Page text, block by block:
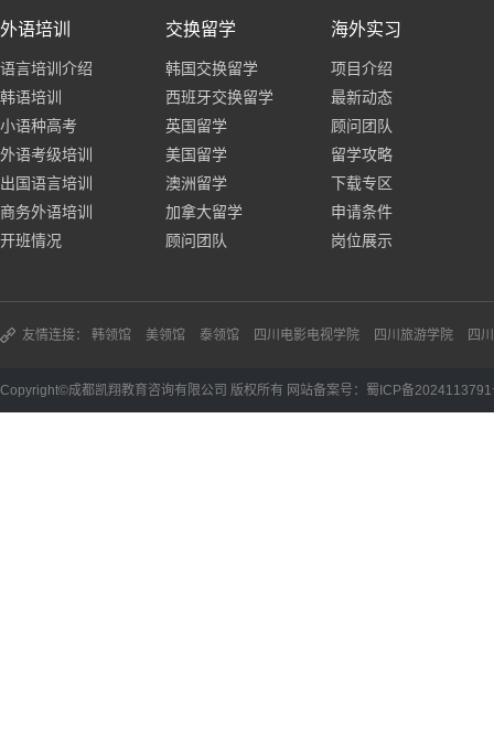
外语培训
语言培训介绍
韩语培训
小语种高考
外语考级培训
出国语言培训
商务外语培训
开班情况
交换留学
韩国交换留学
西班牙交换留学
英国留学
美国留学
澳洲留学
加拿大留学
顾问团队
海外实习
项目介绍
最新动态
顾问团队
留学攻略
下载专区
申请条件
岗位展示
友情连接： 韩领馆 美领馆 泰领馆 四川电影电视学院 四川旅游学院 四
Copyright©成都凯翔教育咨询有限公司 版权所有 网站备案号：蜀ICP备